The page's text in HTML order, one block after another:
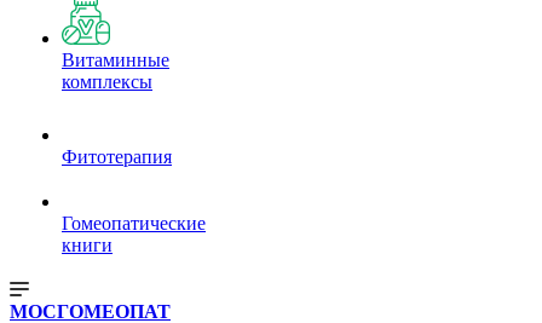
Витаминные
комплексы
Фитотерапия
Гомеопатические
книги
МОСГОМЕОПАТ